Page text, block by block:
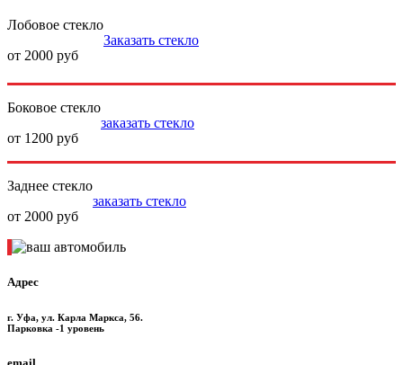
Лобовое стекло
от 2000 руб
Заказать стекло
Боковое стекло
от 1200 руб
заказать стекло
Заднее стекло
от 2000 руб
заказать стекло
Адрес
г. Уфа, ул. Карла Маркса, 56.
Парковка -1 уровень